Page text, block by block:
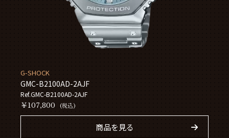
G-SHOCK
GMC-B2100AD-2AJF
Ref.GMC-B2100AD-2AJF
￥107,800 (税込)
商品を見る